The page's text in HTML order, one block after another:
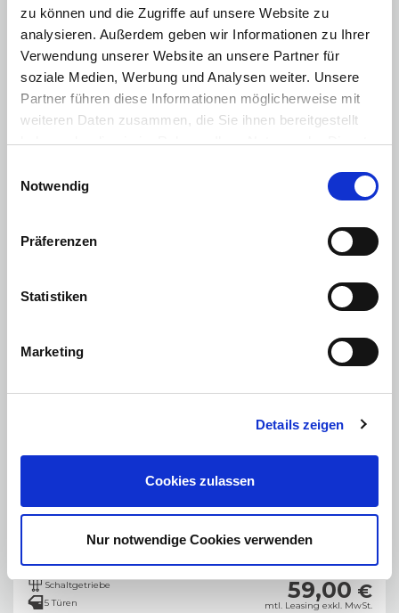
zu können und die Zugriffe auf unsere Website zu
analysieren. Außerdem geben wir Informationen zu Ihrer
Verwendung unserer Website an unsere Partner für
soziale Medien, Werbung und Analysen weiter. Unsere
Partner führen diese Informationen möglicherweise mit
weiteren Daten zusammen, die Sie ihnen bereitgestellt
haben oder die sie im Rahmen Ihrer Nutzung der Dienste
Cookies, wenn Sie unsere Webseite weiterhin nutzen.
Notwendig
Präferenzen
Statistiken
Marketing
Details zeigen
Cookies zulassen
Nur notwendige Cookies verwenden
Fahrzeuge für Gewerbetreibende
Evolution. TCe 90
Bild zeigt Beispielabbildung des Fahrzeugs
Barkauf
91 PS (67 kW)
Schaltgetriebe
5 Türen
59,00 €
mtl. Leasing exkl. MwSt.